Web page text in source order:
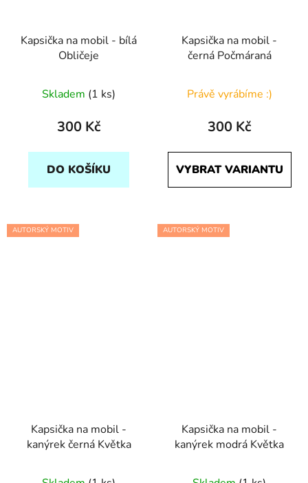
Kapsička na mobil - bílá
Obličeje
Skladem (1 ks)
300 Kč
DO KOŠÍKU
Kapsička na mobil -
černá Počmáraná
Právě vyrábíme :)
300 Kč
VYBRAT VARIANTU
AUTORSKÝ MOTIV
Kapsička na mobil -
kanýrek černá Květka
AUTORSKÝ MOTIV
Kapsička na mobil -
kanýrek modrá Květka